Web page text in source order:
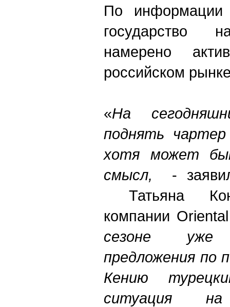
По информации
государство
намерено
российском
«На
поднять
хотя может
смысл, -
Татьяна
компании
сезоне
предложения по
Кению
ситуация